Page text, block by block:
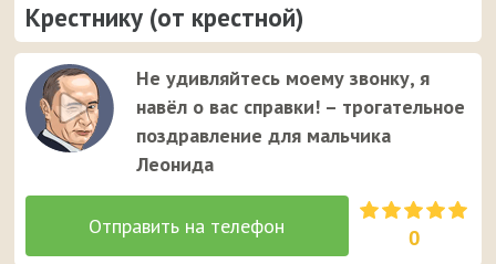
Крестнику (от крестной)
Не удивляйтесь моему звонку, я
навёл о вас справки! – трогательное
поздравление для мальчика
Леонида
0